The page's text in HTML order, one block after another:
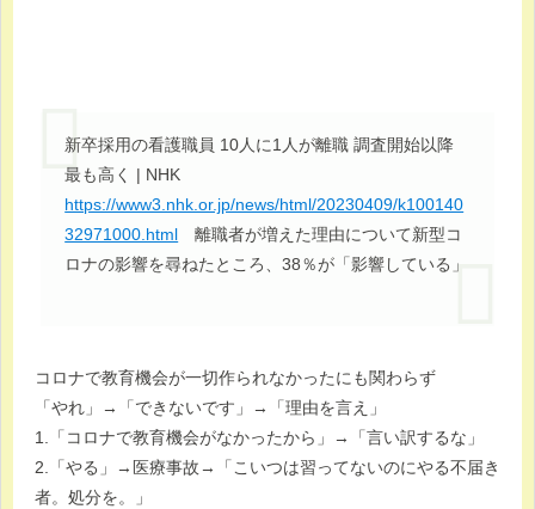
新卒採用の看護職員 10人に1人が離職 調査開始以降
最も高く | NHK
https://www3.nhk.or.jp/news/html/20230409/k100140
32971000.html 離職者が増えた理由について新型コ
ロナの影響を尋ねたところ、38％が「影響している」
コロナで教育機会が一切作られなかったにも関わらず
「やれ」→「できないです」→「理由を言え」
1.「コロナで教育機会がなかったから」→「言い訳するな」
2.「やる」→医療事故→「こいつは習ってないのにやる不届き
者。処分を。」